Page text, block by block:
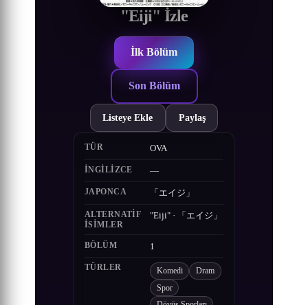
"Eiji" İzle
İlk Bölüm
Son Bölüm
Listeye Ekle Paylaş
TÜR OVA
İNGILIZCE —
JAPONCA 「エイジ」
ALTERNATIF
ISIMLER
"Eiji" · 「エイジ」
BÖLÜM 1
TÜRLER Komedi Dram
Spor